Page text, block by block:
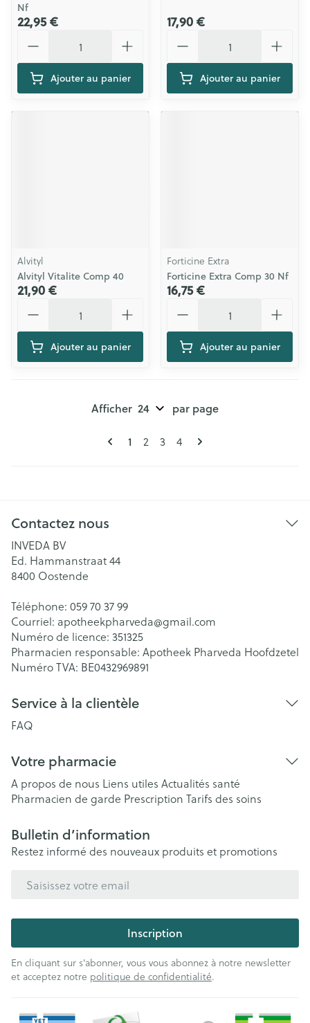
Nf
22,95 €
Ajouter au panier
17,90 €
Ajouter au panier
Alvityl
Alvityl Vitalite Comp 40
21,90 €
Ajouter au panier
Forticine Extra
Forticine Extra Comp 30 Nf
16,75 €
Ajouter au panier
Pages
Vous lisez actuellement la page
1 Page
2 Page
3 Page
4
Afficher par page
Contactez nous
INVEDA BV
Ed. Hammanstraat 44
8400 Oostende
Téléphone: 059 70 37 99
Courriel: apotheekpharveda@gmail.com
Numéro de licence: 351325
Pharmacien responsable: Apotheek Pharveda Hoofdzetel
Numéro TVA: BE0432969891
Service à la clientèle
FAQ
Votre pharmacie
A propos de nous Liens utiles Actualités santé
Pharmacien de garde Prescription Tarifs des soins
Bulletin d’information
Restez informé des nouveaux produits et promotions
Inscription
En cliquant sur s'abonner, vous vous abonnez à notre newsletter
et acceptez notre politique de confidentialité.